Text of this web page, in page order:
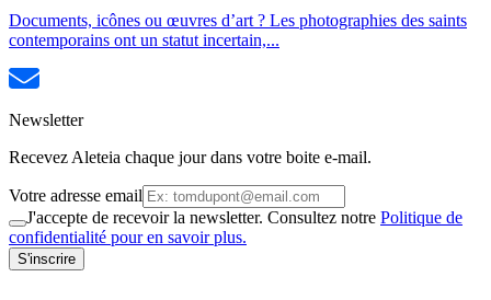
Documents, icônes ou œuvres d’art ? Les photographies des saints
contemporains ont un statut incertain,...
Newsletter
Recevez Aleteia chaque jour dans votre boite e-mail.
Votre adresse email
J'accepte de recevoir la newsletter. Consultez notre Politique de
confidentialité pour en savoir plus.
S'inscrire